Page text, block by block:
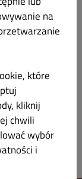
79.00 zł
na
które
kliknij
chwili
wybór
i